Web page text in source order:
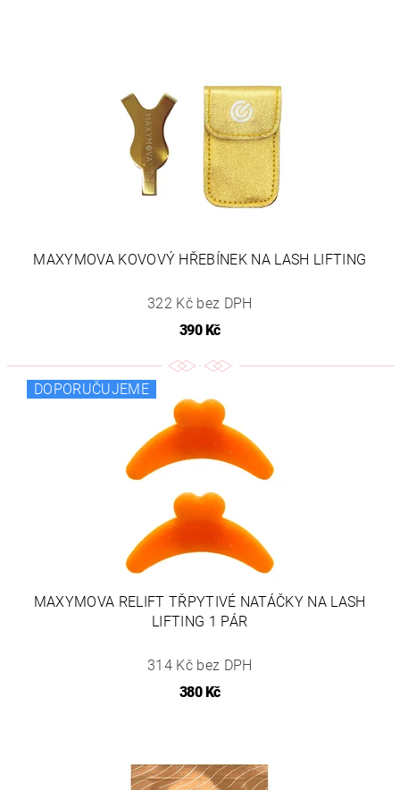
MAXYMOVA KOVOVÝ HŘEBÍNEK NA LASH LIFTING
322 Kč bez DPH
390 Kč
DOPORUČUJEME
MAXYMOVA RELIFT TŘPYTIVÉ NATÁČKY NA LASH
LIFTING 1 PÁR
314 Kč bez DPH
380 Kč